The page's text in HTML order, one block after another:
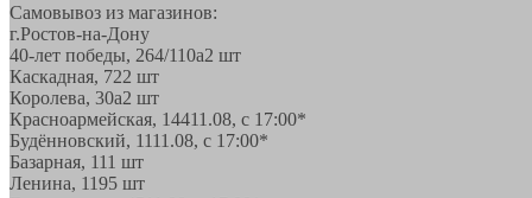
Самовывоз из магазинов:
г.Ростов-на-Дону
40-лет победы, 264/110а2 шт
Каскадная, 722 шт
Королева, 30а2 шт
Красноармейская, 14411.08, с 17:00*
Будённовский, 1111.08, с 17:00*
Базарная, 111 шт
Ленина, 1195 шт